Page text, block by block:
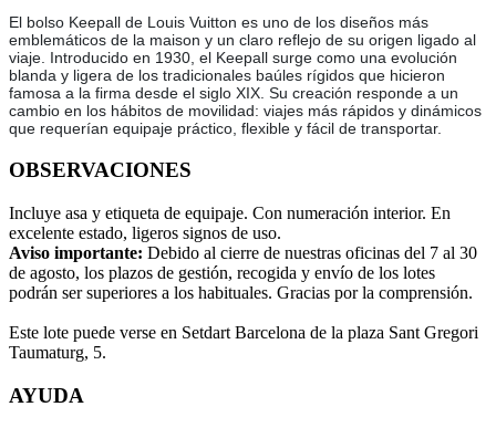
El bolso Keepall de Louis Vuitton es uno de los diseños más
emblemáticos de la maison y un claro reflejo de su origen ligado al
viaje. Introducido en 1930, el Keepall surge como una evolución
blanda y ligera de los tradicionales baúles rígidos que hicieron
famosa a la firma desde el siglo XIX. Su creación responde a un
cambio en los hábitos de movilidad: viajes más rápidos y dinámicos
que requerían equipaje práctico, flexible y fácil de transportar.
OBSERVACIONES
Incluye asa y etiqueta de equipaje. Con numeración interior. En
excelente estado, ligeros signos de uso.
Aviso importante: Debido al cierre de nuestras oficinas del 7 al 30
de agosto, los plazos de gestión, recogida y envío de los lotes
podrán ser superiores a los habituales. Gracias por la comprensión.
Este lote puede verse en Setdart Barcelona de la plaza Sant Gregori
Taumaturg, 5.
AYUDA